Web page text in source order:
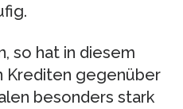
so hat in diesem
Krediten gegenüber
besonders stark